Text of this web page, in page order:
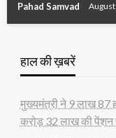
Pahad Samvad
हाल की ख़बरें
मुख्यमंत्री ने 9 लाख 87
करोड़ 32 लाख की पेंशन